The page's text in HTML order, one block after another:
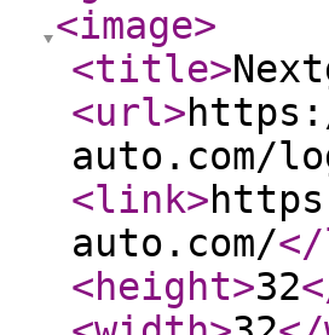
<image>
<title>
<url>
auto.com/
<link>
auto.com/
<height>32